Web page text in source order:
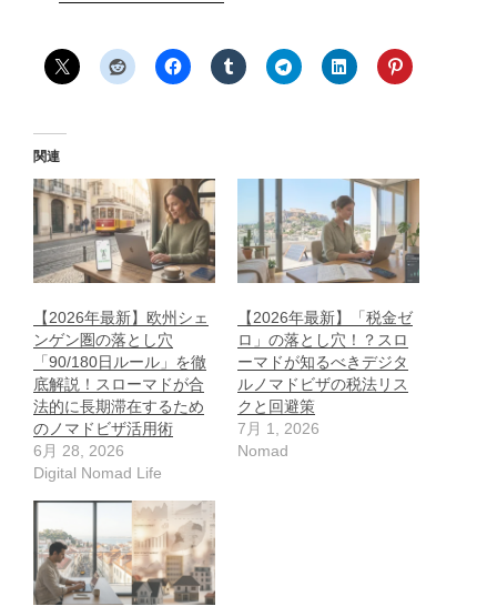
関連
【2026年最新】欧州シェ
ンゲン圏の落とし穴
「90/180日ルール」を徹
底解説！スローマドが合
法的に長期滞在するため
のノマドビザ活用術
6月 28, 2026
Digital Nomad Life
【2026年最新】「税金ゼ
ロ」の落とし穴！？スロ
ーマドが知るべきデジタ
ルノマドビザの税法リス
クと回避策
7月 1, 2026
Nomad